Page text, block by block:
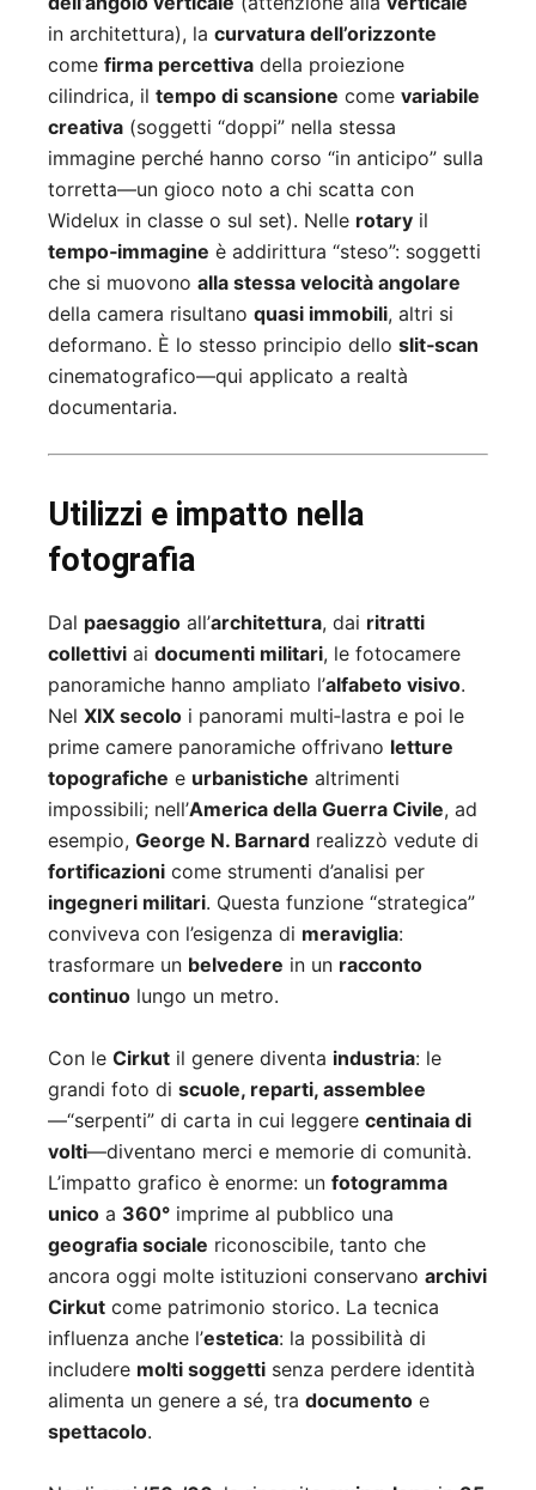
in architettura), la curvatura dell’orizzonte
come firma percettiva della proiezione
cilindrica, il tempo di scansione come variabile
creativa (soggetti “doppi” nella stessa
immagine perché hanno corso “in anticipo” sulla
torretta—un gioco noto a chi scatta con
Widelux in classe o sul set). Nelle rotary il
tempo‑immagine è addirittura “steso”: soggetti
che si muovono alla stessa velocità angolare
della camera risultano quasi immobili, altri si
deformano. È lo stesso principio dello slit‑scan
cinematografico—qui applicato a realtà
documentaria.
Utilizzi e impatto nella
fotografia
Dal paesaggio all’architettura, dai ritratti
collettivi ai documenti militari, le fotocamere
panoramiche hanno ampliato l’alfabeto visivo.
Nel XIX secolo i panorami multi‑lastra e poi le
prime camere panoramiche offrivano letture
topografiche e urbanistiche altrimenti
impossibili; nell’America della Guerra Civile, ad
esempio, George N. Barnard realizzò vedute di
fortificazioni come strumenti d’analisi per
ingegneri militari. Questa funzione “strategica”
conviveva con l’esigenza di meraviglia:
trasformare un belvedere in un racconto
continuo lungo un metro.
Con le Cirkut il genere diventa industria: le
grandi foto di scuole, reparti, assemblee
—“serpenti” di carta in cui leggere centinaia di
volti—diventano merci e memorie di comunità.
L’impatto grafico è enorme: un fotogramma
unico a 360° imprime al pubblico una
geografia sociale riconoscibile, tanto che
ancora oggi molte istituzioni conservano archivi
Cirkut come patrimonio storico. La tecnica
influenza anche l’estetica: la possibilità di
includere molti soggetti senza perdere identità
alimenta un genere a sé, tra documento e
spettacolo.